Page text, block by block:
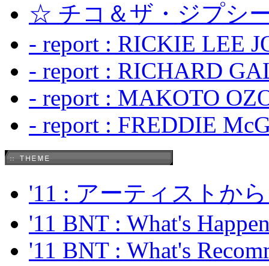
☆ チコ＆ザ・ジプシ
- report : RICKIE LEE
- report : RICHARD
- report : MAKOTO
- report : FREDDIE
'11 : アーティストか
'11 BNT : What's
'11 BNT : What's